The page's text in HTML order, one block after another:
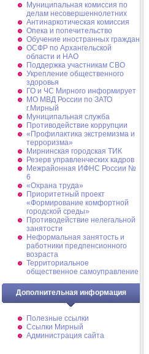
Муниципальная комиссия по
делам несовершеннолетних
Антинаркотическая комиссия
Опека и попечительство
Обучение иностранных граждан
ОСФР по Архангельской
области и НАО
Поддержка участникам СВО
Укрепление общественного
здоровья
ГО и ЧС Мирного информирует
МО МВД России по ЗАТО
г.Мирный
Муниципальная cлужба
Противодействие коррупции
«Профилактика экстремизма и
терроризма»
Мирнинская городская ТИК
Резерв управленческих кадров
Межрайонная ИФНС России №
6
«Охрана труда»
Приоритетный проект
«Формирование комфортной
городской среды»
Противодействие нелегальной
занятости
Неформальная занятость и
работники предпенсионного
возраста
Территориальное
общественное самоуправление
Дополнительная информация
Полезные ссылки
Ссылки Мирный
Администрация сайта